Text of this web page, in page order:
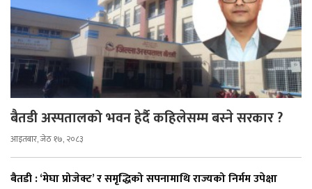
बैतडी अस्पतालको भवन हेर्दै कहिलेसम्म बस्ने सरकार ?
आइतबार, जेठ १७, २०८३
बैतडी : ‘मेघा प्रोजेक्ट’ र समृद्धिको सपनामाथि राज्यको निर्मम उपेक्षा